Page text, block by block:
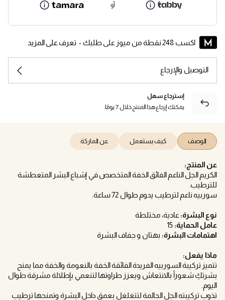
أو
اكسب 248 نقطة من ميوز على طلبك - تعرف على المزيد
التوصيل والإرجاع
إسترجاع سهل
يمكنك إرجاع هذا المنتج خلال 7 يومًا.
الوصف كيف يستعمل عن الماركة
عن المنتج:
الكريم الجل الناعم الفائق الخفة المتخصص في إشباع البشر المتعطشة
للترطيب.
سوربيه ناعم لترطيب يدوم طوال 72 ساعة.
نوع البشرة: عادية، مختلطة
عامل الحماية:
اهتمامات البشرة: بهتان و جفاف البشرة
ماذا يفعل:
تتميز تركيبة السوربيه الفريدة الفائقة الخفة بالنعومة والخفة مما يمنح
بشرتكِ شعوراً بالانتعاش ويعزز طراوتها لتنعمي بإطلالة مشرقة طوال
اليوم.
تذوب تركيبته الجل الحالمة لتتغلغل بعمق داخل البشرة وتمنحها ترطيب